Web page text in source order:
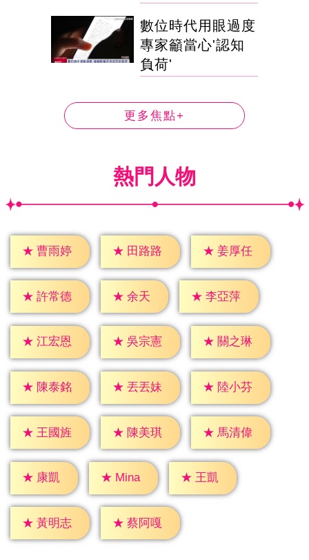
數位時代用眼過度
專家籲當心'認知
負荷'
更多焦點+
熱門人物
★ 曹雨婷 ★ 田路路 ★ 姜厚任
★ 許常德 ★ 余天 ★ 李亞萍
★ 江宏恩 ★ 吳宗憲 ★ 關之琳
★ 陳泰銘 ★ 丟丟妹 ★ 陸小芬
★ 王國旌 ★ 陳美琪 ★ 馬清偉
★ 康凱 ★ Mina ★ 王凱
★ 黃明志 ★ 蔡阿嘎